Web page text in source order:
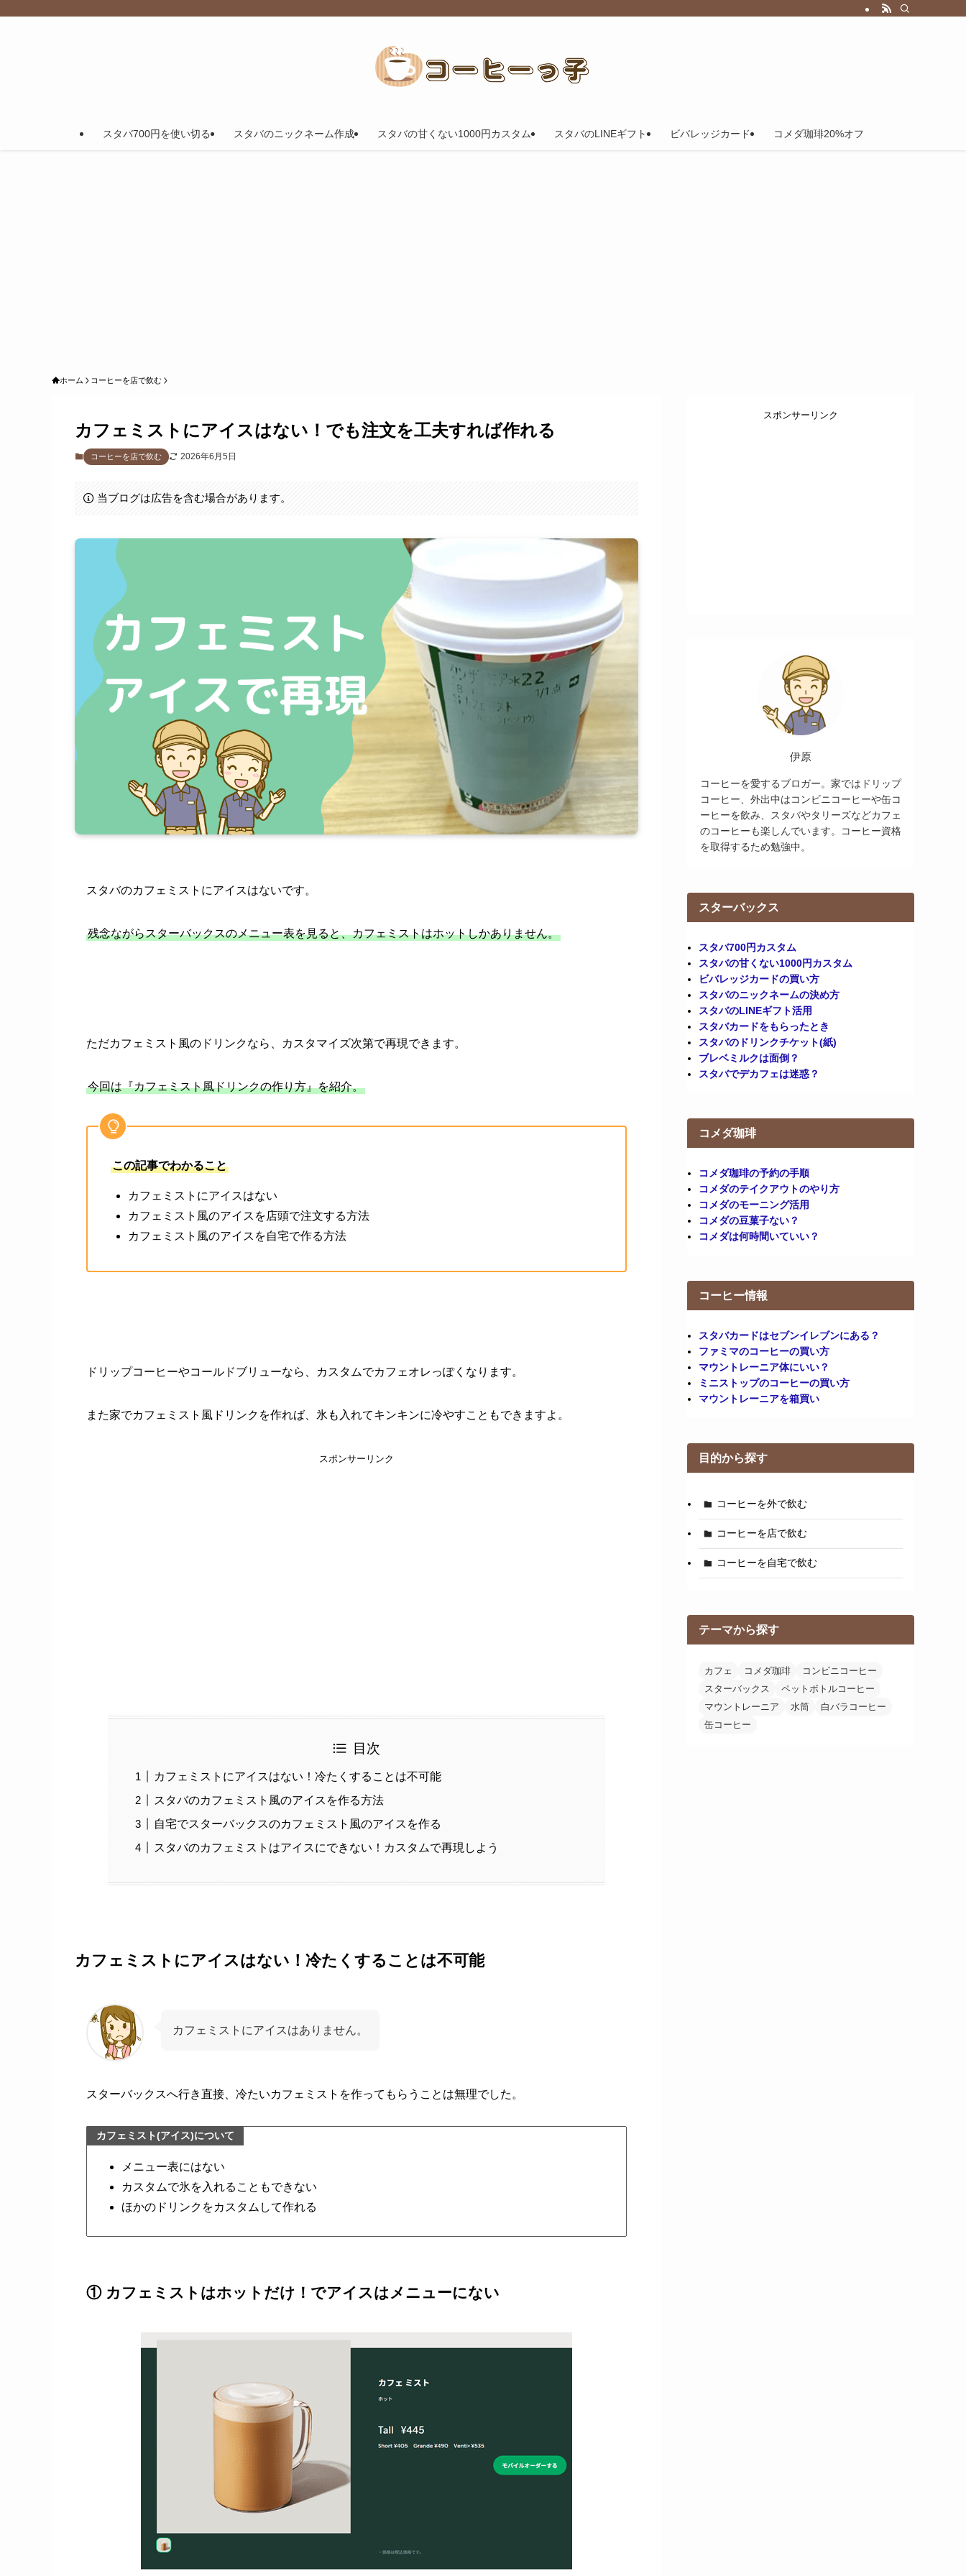
スタバ700円を使い切る スタバのニックネーム作成 スタバの甘くない1000円カスタム スタバのLINEギフト ビバレッジカード コメダ珈琲20%オフ
ホーム コーヒーを店で飲む
カフェミストにアイスはない！でも注文を工夫すれば作れる
コーヒーを店で飲む 2026年6月5日
当ブログは広告を含む場合があります。
スタバのカフェミストにアイスはないです。
残念ながらスターバックスのメニュー表を見ると、カフェミストはホットしかありません。
ただカフェミスト風のドリンクなら、カスタマイズ次第で再現できます。
今回は『カフェミスト風ドリンクの作り方』を紹介。
この記事でわかること
カフェミストにアイスはない
カフェミスト風のアイスを店頭で注文する方法
カフェミスト風のアイスを自宅で作る方法
ドリップコーヒーやコールドブリューなら、カスタムでカフェオレっぽくなります。
また家でカフェミスト風ドリンクを作れば、氷も入れてキンキンに冷やすこともできますよ。
スポンサーリンク
目次
カフェミストにアイスはない！冷たくすることは不可能
スタバのカフェミスト風のアイスを作る方法
自宅でスターバックスのカフェミスト風のアイスを作る
スタバのカフェミストはアイスにできない！カスタムで再現しよう
カフェミストにアイスはない！冷たくすることは不可能
カフェミストにアイスはありません。
スターバックスへ行き直接、冷たいカフェミストを作ってもらうことは無理でした。
カフェミスト(アイス)について
メニュー表にはない
カスタムで氷を入れることもできない
ほかのドリンクをカスタムして作れる
① カフェミストはホットだけ！でアイスはメニューにない
スポンサーリンク
伊原
コーヒーを愛するブロガー。家ではドリップ
コーヒー、外出中はコンビニコーヒーや缶コ
ーヒーを飲み、スタバやタリーズなどカフェ
のコーヒーも楽しんでいます。コーヒー資格
を取得するため勉強中。
スターバックス
スタバ700円カスタム
スタバの甘くない1000円カスタム
ビバレッジカードの買い方
スタバのニックネームの決め方
スタバのLINEギフト活用
スタバカードをもらったとき
スタバのドリンクチケット(紙)
ブレベミルクは面倒？
スタバでデカフェは迷惑？
コメダ珈琲
コメダ珈琲の予約の手順
コメダのテイクアウトのやり方
コメダのモーニング活用
コメダの豆菓子ない？
コメダは何時間いていい？
コーヒー情報
スタバカードはセブンイレブンにある？
ファミマのコーヒーの買い方
マウントレーニア体にいい？
ミニストップのコーヒーの買い方
マウントレーニアを箱買い
目的から探す
コーヒーを外で飲む
コーヒーを店で飲む
コーヒーを自宅で飲む
テーマから探す
カフェ コメダ珈琲
コンビニコーヒー
スターバックス
ペットボトルコーヒー
マウントレーニア
水筒
白バラコーヒー
缶コーヒー